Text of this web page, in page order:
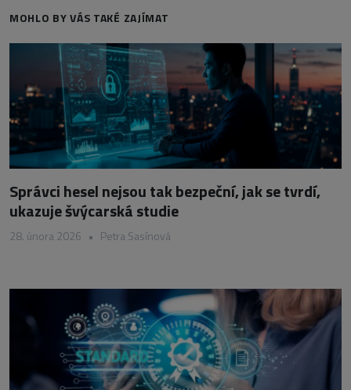
MOHLO BY VÁS TAKÉ ZAJÍMAT
Správci hesel nejsou tak bezpeční, jak se tvrdí,
ukazuje švýcarská studie
28. února 2026 • Petra Sasínová